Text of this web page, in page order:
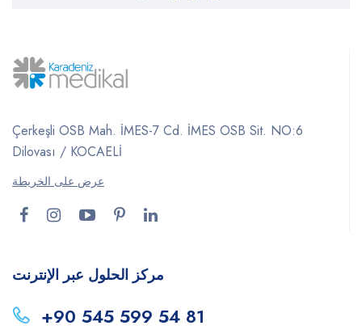
Çerkeşli OSB Mah. İMES-7 Cd. İMES OSB Sit. NO:6
Dilovası / KOCAELİ
عرض على الخريطة
مركز الحلول عبر الإنترنت
+90 545 599 54 81